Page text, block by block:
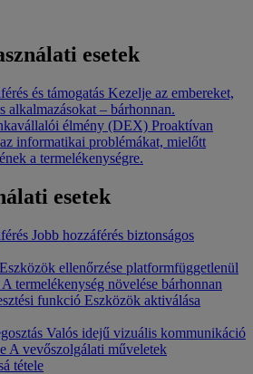
esetek
és támogatás Kezelje az embereket,
alkalmazásokat – bárhonnan.
élmény (DEX) Proaktívan
informatikai problémákat, mielőtt
a termelékenységre.
esetek
Jobb hozzáférés biztonságos
Eszközök ellenőrzése platformfüggetlenül
A termelékenység növelése bárhonnan
funkció Eszközök aktiválása
Valós idejű vizuális kommunikáció
A vevőszolgálati műveletek
tétele